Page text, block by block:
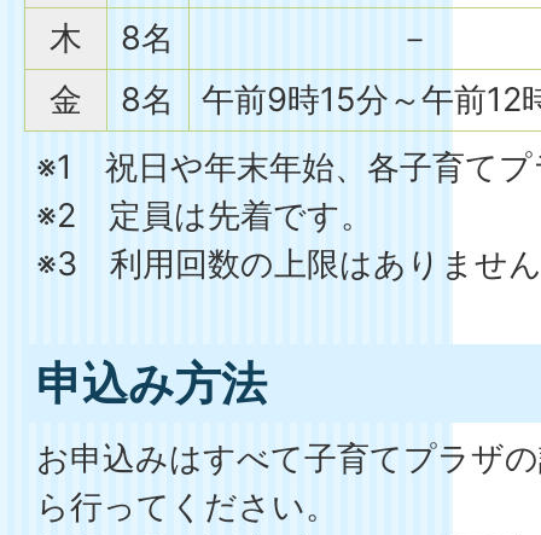
木
8名
－
金
8名
午前9時15分～午前12
※1 祝日や年末年始、各子育てプ
※2 定員は先着です。
※3 利用回数の上限はありませ
申込み方法
お申込みはすべて子育てプラザ
ら行ってください。